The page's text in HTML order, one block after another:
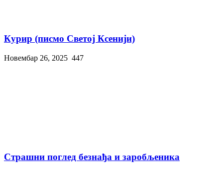
Курир (писмо Светој Ксенији)
Новембар 26, 2025 447
Страшни поглед безнађа и заробљеника